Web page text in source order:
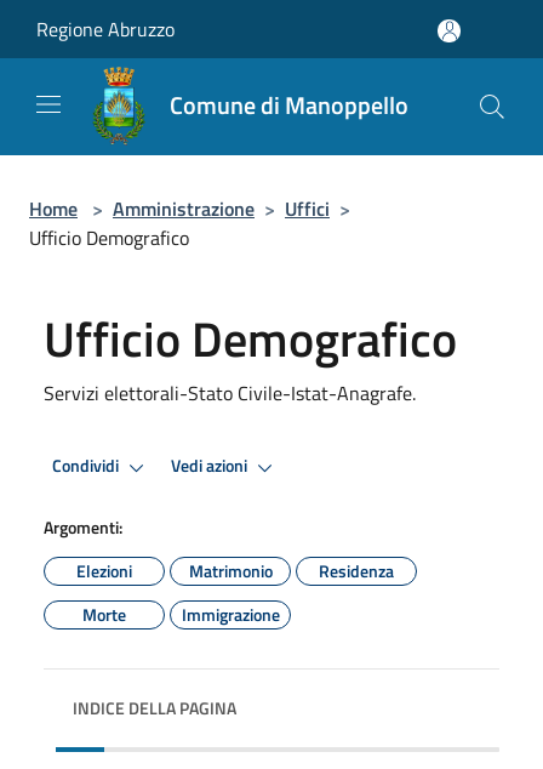
Regione Abruzzo
Comune di Manoppello
Home > Amministrazione > Uffici >
Ufficio Demografico
Ufficio Demografico
Servizi elettorali-Stato Civile-Istat-Anagrafe.
Condividi Vedi azioni
Argomenti:
Elezioni
Matrimonio
Residenza
Morte
Immigrazione
INDICE DELLA PAGINA